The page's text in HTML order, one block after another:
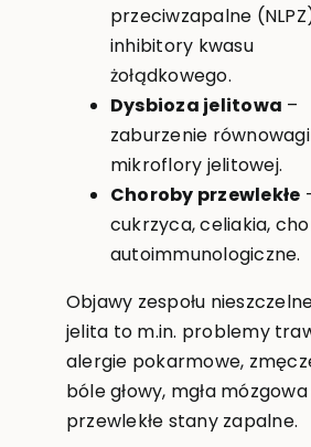
przeciwzapalne
inhibitory kwasu
żołądkowego.
Dysbioza jelitowa –
zaburzenie równowagi
mikroflory jelitowej.
Choroby przewlekłe
cukrzyca, celiakia,
autoimmunologiczne.
Objawy zespołu
jelita to m.in. problemy
alergie pokarmowe,
bóle głowy, mgła
przewlekłe stany zapalne.